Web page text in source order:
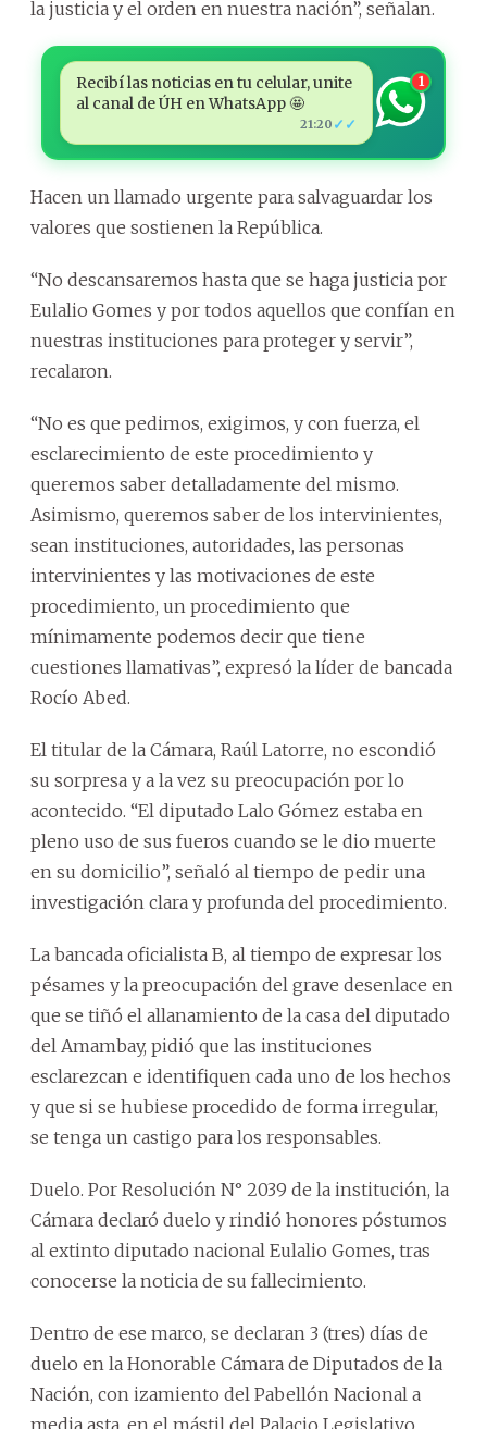
la justicia y el orden en nuestra nación”, señalan.
Recibí las noticias en tu celular, unite
al canal de ÚH en WhatsApp 🤩
21:20 ✓✓
1
Hacen un llamado urgente para salvaguardar los
valores que sostienen la República.
“No descansaremos hasta que se haga justicia por
Eulalio Gomes y por todos aquellos que confían en
nuestras instituciones para proteger y servir”,
recalaron.
“No es que pedimos, exigimos, y con fuerza, el
esclarecimiento de este procedimiento y
queremos saber detalladamente del mismo.
Asimismo, queremos saber de los intervinientes,
sean instituciones, autoridades, las personas
intervinientes y las motivaciones de este
procedimiento, un procedimiento que
mínimamente podemos decir que tiene
cuestiones llamativas”, expresó la líder de bancada
Rocío Abed.
El titular de la Cámara, Raúl Latorre, no escondió
su sorpresa y a la vez su preocupación por lo
acontecido. “El diputado Lalo Gómez estaba en
pleno uso de sus fueros cuando se le dio muerte
en su domicilio”, señaló al tiempo de pedir una
investigación clara y profunda del procedimiento.
La bancada oficialista B, al tiempo de expresar los
pésames y la preocupación del grave desenlace en
que se tiñó el allanamiento de la casa del diputado
del Amambay, pidió que las instituciones
esclarezcan e identifiquen cada uno de los hechos
y que si se hubiese procedido de forma irregular,
se tenga un castigo para los responsables.
Duelo. Por Resolución N° 2039 de la institución, la
Cámara declaró duelo y rindió honores póstumos
al extinto diputado nacional Eulalio Gomes, tras
conocerse la noticia de su fallecimiento.
Dentro de ese marco, se declaran 3 (tres) días de
duelo en la Honorable Cámara de Diputados de la
Nación, con izamiento del Pabellón Nacional a
media asta, en el mástil del Palacio Legislativo.